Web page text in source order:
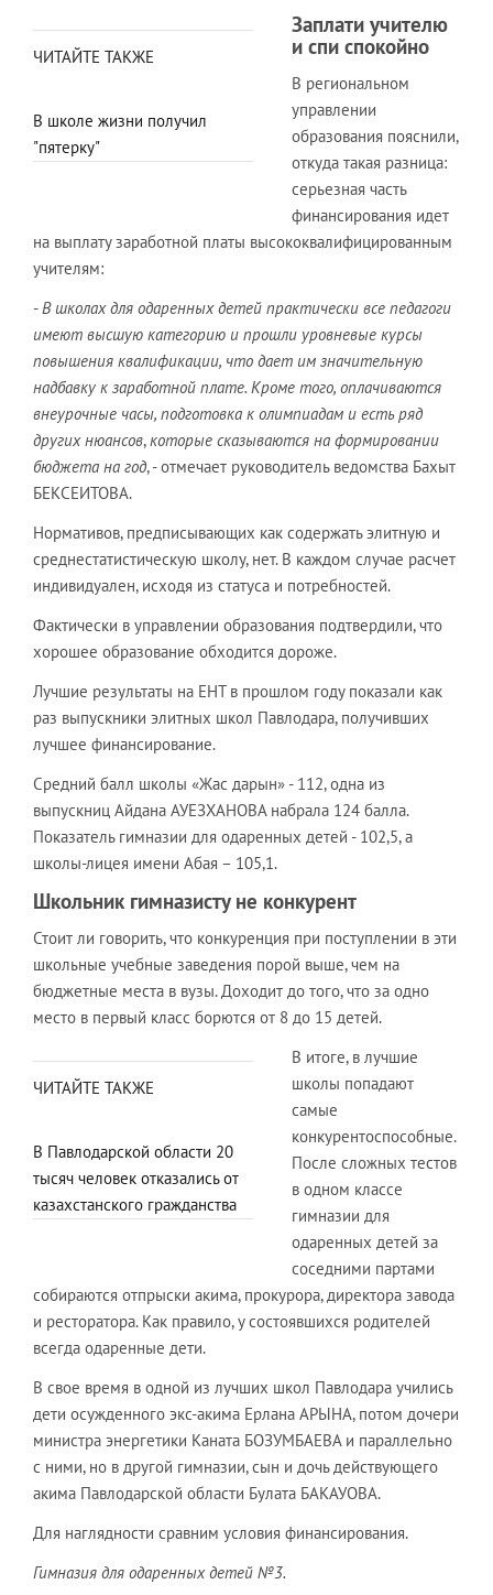
ЧИТАЙТЕ ТАКЖЕ
В школе жизни получил
"пятерку"
Заплати учителю
и спи спокойно
В региональном
управлении
образования пояснили,
откуда такая разница:
серьезная часть
финансирования идет
на выплату заработной платы высококвалифицированным
учителям:
-В школах для одаренных детей практически все педагоги
имеют высшую категорию и прошли уровневые курсы
повышения квалификации, что дает им значительную
надбавку к заработной плате. Кроме того, оплачиваются
внеурочные часы, подготовка к олимпиадам и есть ряд
других нюансов,которые сказываются на формировании
бюджета на год, - отмечает руководитель ведомства Бахыт
БЕКСЕИТОВА.
Нормативов, предписывающих как содержать элитную и
среднестатистическую школу, нет. В каждом случае расчет
индивидуален, исходя из статуса и потребностей.
Фактически в управлении образования подтвердили, что
хорошее образование обходится дороже.
Лучшие результаты на ЕНТ в прошлом году показали как
раз выпускники элитных школ Павлодара, получивших
лучшее финансирование.
Средний балл школы «Жас дарын» - 112, одна из
выпускниц Айдана АУЕЗХАНОВА набрала 124 балла.
Показатель гимназии для одаренных детей - 102,5, а
школы-лицея имени Абая – 105,1.
Школьник гимназисту не конкурент
Стоит ли говорить, что конкуренция при поступлении в эти
школьные учебные заведения порой выше, чем на
бюджетные места в вузы. Доходит до того, что за одно
место в первый класс борются от 8 до 15 детей.
ЧИТАЙТЕ ТАКЖЕ
В Павлодарской области 20
тысяч человек отказались от
казахстанского гражданства
В итоге, в лучшие
школы попадают
самые
конкурентоспособные.
После сложных тестов
в одном классе
гимназии для
одаренных детей за
соседними партами
собираются отпрыски акима, прокурора, директора завода
и ресторатора. Как правило, у состоявшихся родителей
всегда одаренные дети.
В свое время в одной из лучших школ Павлодара учились
дети осужденного экс-акима Ерлана АРЫНА, потом дочери
министра энергетики Каната БОЗУМБАЕВА и параллельно
с ними, но в другой гимназии, сын и дочь действующего
акима Павлодарской области Булата БАКАУОВА.
Для наглядности сравним условия финансирования.
Гимназия для одаренных детей №3.